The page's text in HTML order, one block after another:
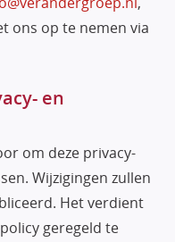
ons op te nemen via
en
om deze privacy-
Wijzigingen zullen
Het verdient
geregeld te